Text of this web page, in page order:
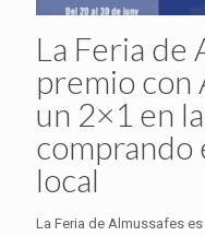
La Feria de
premio con
un 2×1 en
comprando
local
La Feria de Almussafes